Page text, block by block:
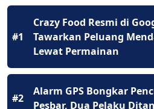
#1
Crazy Food Resmi di
Tawarkan Peluang
Lewat Permainan
#2
Alarm GPS Bongkar
Pesbar, Dua Pelaku